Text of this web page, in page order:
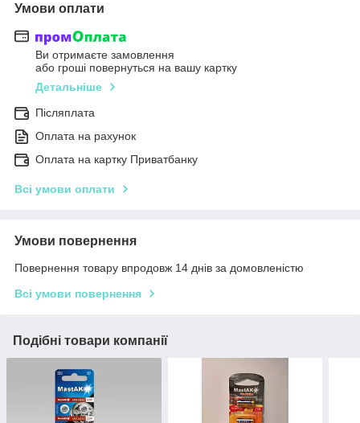
Умови оплати
Ви отримаєте замовлення
або гроші повернуться на вашу картку
Детальніше
Післяплата
Оплата на рахунок
Оплата на картку Приватбанку
Всі умови оплати
Умови повернення
Повернення товару впродовж 14 днів за домовленістю
Всі умови повернення
Подібні товари компанії